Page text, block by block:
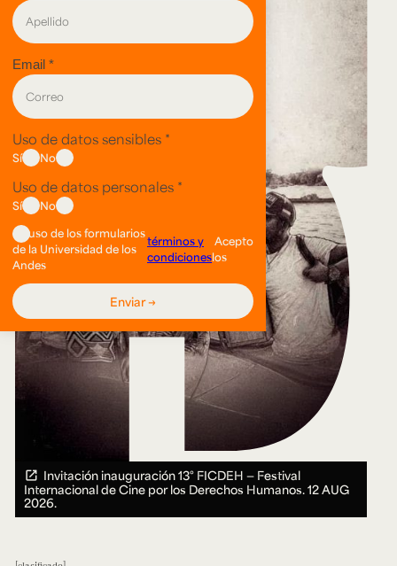
Invitación inauguración 13° FICDEH — Festival
Internacional de Cine por los Derechos Humanos.12 AUG
2026.